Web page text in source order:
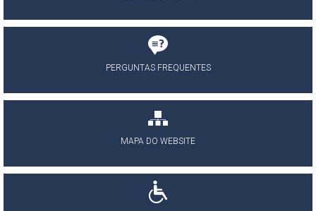
PERGUNTAS FREQUENTES
MAPA DO WEBSITE